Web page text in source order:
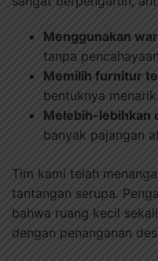
Menggunakan
tanpa
Memilih furnitur
bentuknya menarik.
Melebih-lebihkan
banyak pajangan
Tim kami telah
tantangan serupa.
bahwa ruang kecil
dengan penanganan